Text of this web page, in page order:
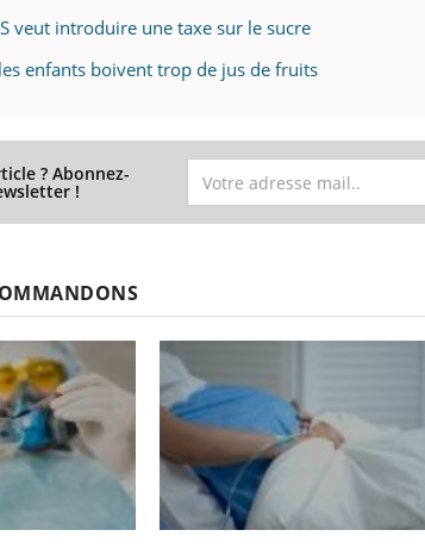
veut introduire une taxe sur le sucre
enfants boivent trop de jus de fruits
? Abonnez-
!